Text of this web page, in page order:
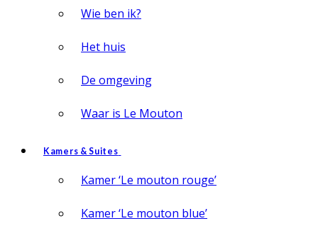
Wie ben ik?
Het huis
De omgeving
Waar is Le Mouton
Kamers & Suites
Kamer ‘Le mouton rouge’
Kamer ‘Le mouton blue’